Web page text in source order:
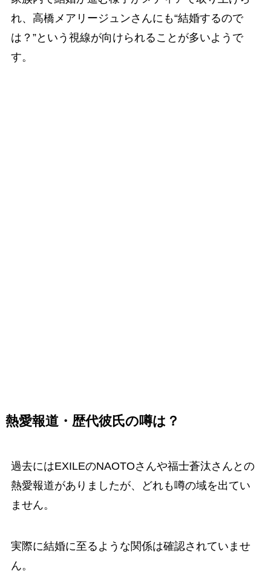
れ、高橋メアリージュンさんにも“結婚するので
は？”という視線が向けられることが多いようで
す。
熱愛報道・歴代彼氏の噂は？
過去にはEXILEのNAOTOさんや福士蒼汰さんとの
熱愛報道がありましたが、どれも噂の域を出てい
ません。
実際に結婚に至るような関係は確認されていませ
ん。